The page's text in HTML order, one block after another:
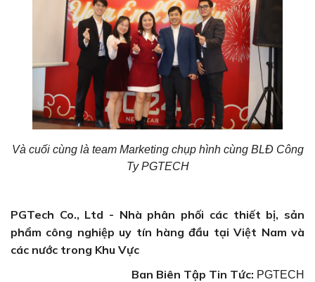
Và cuối cùng là team Marketing chụp hình cùng BLĐ Công
Ty PGTECH
PGTech Co., Ltd - Nhà phân phối các thiết bị, sản
phẩm công nghiệp uy tín hàng đầu tại Việt Nam và
các nước trong Khu Vực
Ban Biên Tập Tin Tức: PGTECH